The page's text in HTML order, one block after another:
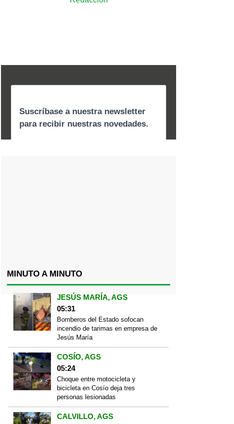
MINUTO A MINUTO
JESÚS MARÍA, AGS
05:31
Bomberos del Estado sofocan
incendio de tarimas en empresa de
Jesús María
COSÍO, AGS
05:24
Choque entre motocicleta y
bicicleta en Cosío deja tres
personas lesionadas
CALVILLO, AGS